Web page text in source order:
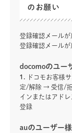
のお願い
登録確認メールが
登録確認メールが
docomoのユー
1.
ドコモお客様
定/解除 → 受信/
インまたはアド
登録
auのユーザー様